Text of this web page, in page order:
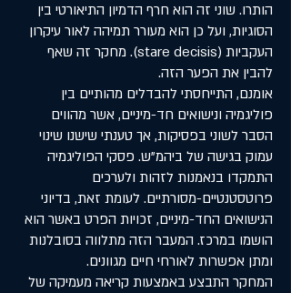
הותרו. שוני זה הוא חרף הדמיון התיאורטי בין
הסוגיות, ועל כן הוא מעורר תמיהה לאור עיקרון
העקביות (stare decisis). מחקר זה שאף
להבין את הפער הזה.
אומנם, התייחסתי להבדלים מהותיים בין
פוליגמיה ונישואים חד-מיניים, אשר מהווים
הסבר לשוני בפסיקות, אך טענתי שישנו שינוי
עמוק בגישה של ביהמ"ש. פסקי הפוליגמיה
התמקדו בנאמנות לזהות ולערכים
פרוטסטנטיים-מסורתיים. לעומת זאת, בדיוני
הנישואים החד-מיניים, זכויות הפרט באשר הוא
הושמו במרכז. המעבר הזה מתלווה בסובלנות
ומתן אפשרות לאורחי חיים מגוונים.
המחקר התבצע באמצעות קריאה מעמיקה של